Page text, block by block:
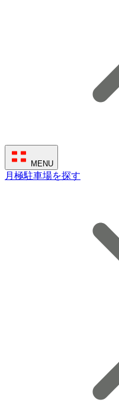
MENU
月極駐車場を探す